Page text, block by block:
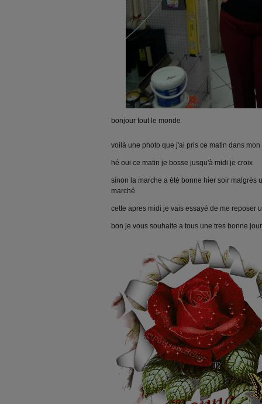
bonjour tout le monde
voilà une photo que j'ai pris ce matin dans
hé oui ce matin je bosse jusqu'à midi je croix
sinon la marche a été bonne hier soir malgrès
marché
cette apres midi je vais essayé de me reposer
bon je vous souhaite a tous une tres bonne